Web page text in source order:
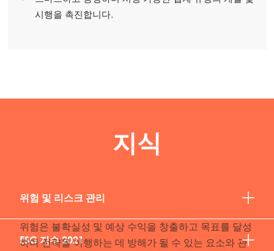
시행을 촉진합니다.
지식
위험 및 리스크 관리
위험은 불확실성 및 예상 수익을 창출하고 목표를 달성
하며 전략을 이행하는 데 방해가 될 수 있는 요소와 관
ESG 지수 2021